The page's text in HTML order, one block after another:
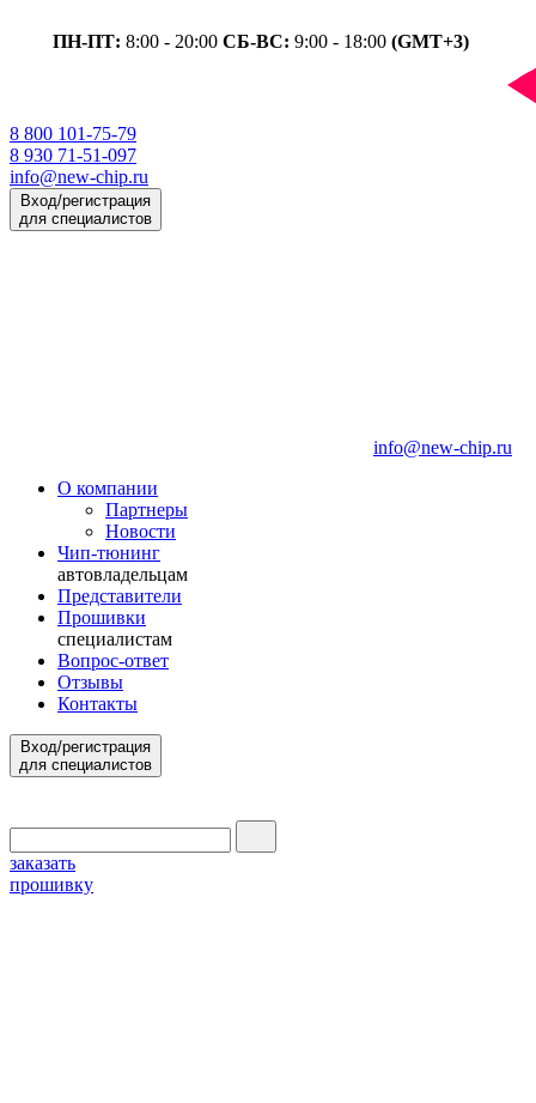
ПН-ПТ: 8:00 - 20:00 СБ-ВС: 9:00 - 18:00 (GMT+3)
8 800 101-75-79
8 930 71-51-097
info@new-chip.ru
Вход/регистрация
для специалистов
info@new-chip.ru
О компании
Партнеры
Новости
Чип-тюнинг
автовладельцам
Представители
Прошивки
специалистам
Вопрос-ответ
Отзывы
Контакты
Вход/регистрация
для специалистов
заказать
прошивку